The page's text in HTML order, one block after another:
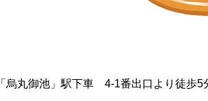
御池」駅下車 4-1番出口より徒歩5